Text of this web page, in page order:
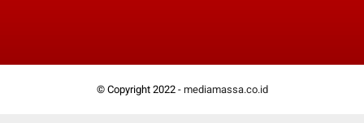
© Copyright 2022 - mediamassa.co.id